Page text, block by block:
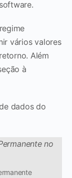
vários valores
Além
à
dados do